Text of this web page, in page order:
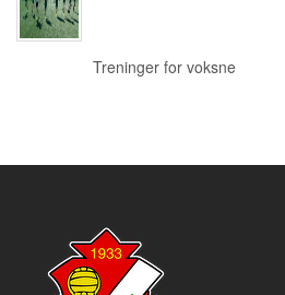
Treninger for voksne